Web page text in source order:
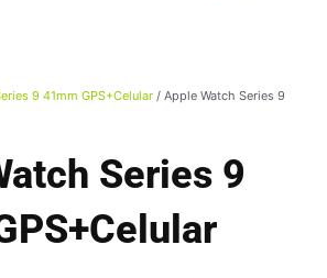
9 41mm GPS+Celular / Apple Watch Series 9
Series 9